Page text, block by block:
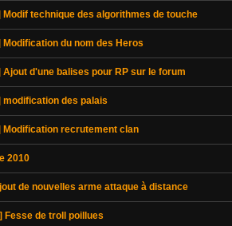
Modif technique des algorithmes de touche
Modification du nom des Heros
Ajout d'une balises pour RP sur le forum
modification des palais
Modification recrutement clan
2010
de nouvelles arme attaque à distance
Fesse de troll poillues